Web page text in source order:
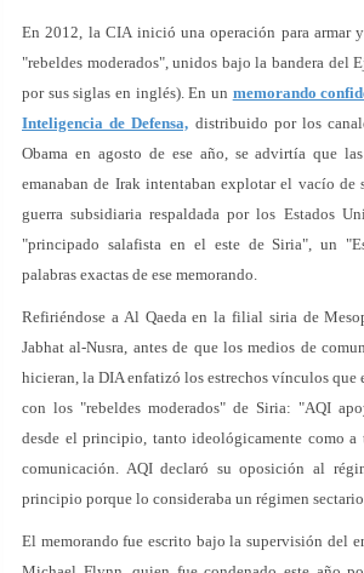
En 2012, la CIA inició una operación para armar
"rebeldes moderados", unidos bajo la bandera del
por sus siglas en inglés). En un memorando
Inteligencia de Defensa, distribuido por los
Obama en agosto de ese año, se advirtía que
emanaban de Irak intentaban explotar el vacío de
guerra subsidiaria respaldada por los Estados
"principado salafista en el este de Siria", un
palabras exactas de ese memorando.
Refiriéndose a Al Qaeda en la filial siria de
Jabhat al-Nusra, antes de que los medios de
hicieran, la DIA enfatizó los estrechos vínculos
con los "rebeldes moderados" de Siria: "AQI
desde el principio, tanto ideológicamente como a
comunicación. AQI declaró su oposición al
principio porque lo consideraba un régimen
El memorando fue escrito bajo la supervisión del